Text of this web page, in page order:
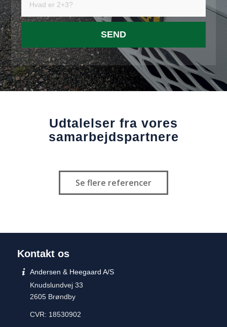
Udtalelser fra vores
samarbejds­partnere
Se flere referencer
Kontakt os
Andersen & Heegaard A/S
Knudslundvej 33
2605 Brøndby
CVR: 18530902